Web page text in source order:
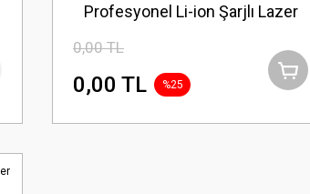
Profesyonel Li-ion Şarjlı Lazer
0,00 TL
0,00 TL %25